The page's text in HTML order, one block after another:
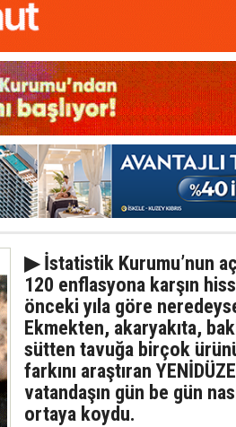
▶ İstatistik Kurumu’nun
120 enflasyona karşın
önceki yıla göre
Ekmekten, akaryakıta,
sütten tavuğa birçok
farkını araştıran
vatandaşın gün be gün
ortaya koydu.